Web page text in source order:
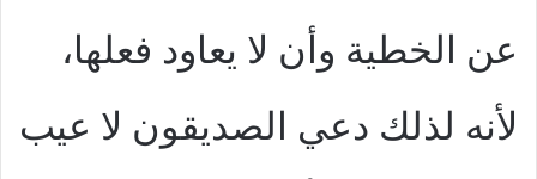
عن الخطية وأن لا يعاود فعلها،
لأنه لذلك دعي الصديقون لا عيب